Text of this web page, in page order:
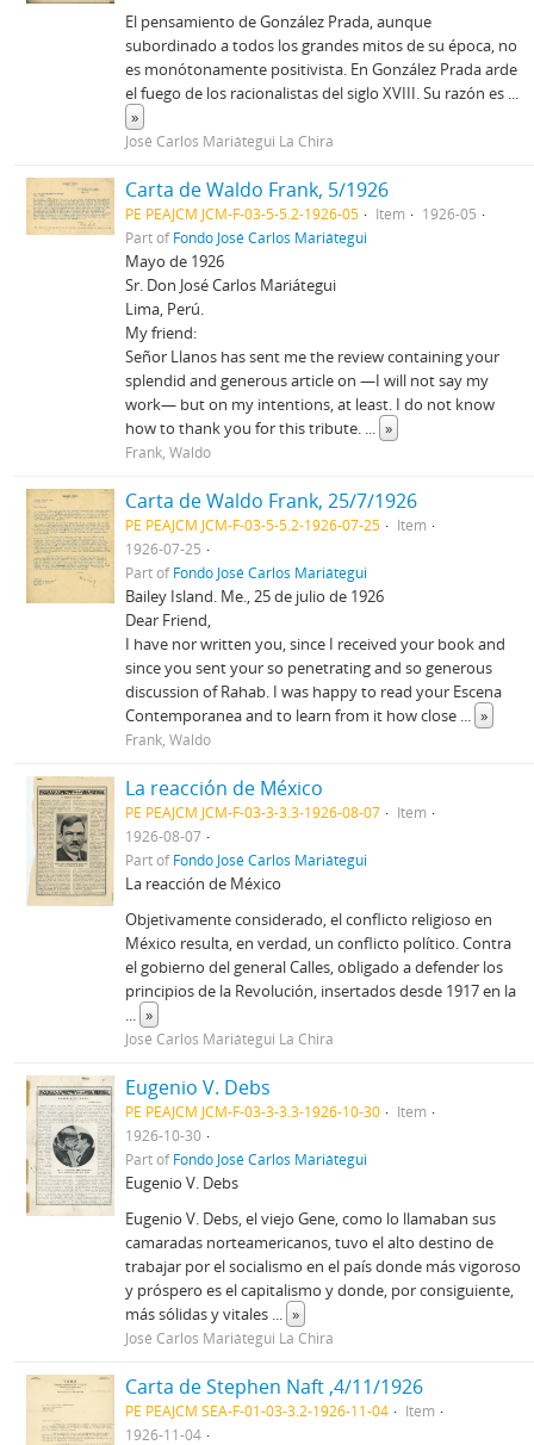
El pensamiento de González Prada, aunque
subordinado a todos los grandes mitos de su época, no
es monótonamente positivista. En González Prada arde
el fuego de los racionalistas del siglo XVIII. Su razón es ...
»
José Carlos Mariátegui La Chira
Carta de Waldo Frank, 5/1926
PE PEAJCM JCM-F-03-5-5.2-1926-05 Item
1926-05
Part ofFondo José Carlos Mariátegui
Mayo de 1926
Sr. Don José Carlos Mariátegui
Lima, Perú.
My friend:
Señor Llanos has sent me the review containing your
splendid and generous article on —I will not say my
work— but on my intentions, at least. I do not know
how to thank you for this tribute. ... »
Frank, Waldo
Carta de Waldo Frank, 25/7/1926
PE PEAJCM JCM-F-03-5-5.2-1926-07-25
Item
1926-07-25
Part ofFondo José Carlos Mariátegui
Bailey Island. Me., 25 de julio de 1926
Dear Friend,
I have nor written you, since I received your book and
since you sent your so penetrating and so generous
discussion of Rahab. I was happy to read your Escena
Contemporanea and to learn from it how close ... »
Frank, Waldo
La reacción de México
PE PEAJCM JCM-F-03-3-3.3-1926-08-07
Item
1926-08-07
Part ofFondo José Carlos Mariátegui
La reacción de México
Objetivamente considerado, el conflicto religioso en
México resulta, en verdad, un conflicto político. Contra
el gobierno del general Calles, obligado a defender los
principios de la Revolución, insertados desde 1917 en la
... »
José Carlos Mariátegui La Chira
Eugenio V. Debs
PE PEAJCM JCM-F-03-3-3.3-1926-10-30
Item
1926-10-30
Part ofFondo José Carlos Mariátegui
Eugenio V. Debs
Eugenio V. Debs, el viejo Gene, como lo llamaban sus
camaradas norteamericanos, tuvo el alto destino de
trabajar por el socialismo en el país donde más vigoroso
y próspero es el capitalismo y donde, por consiguiente,
más sólidas y vitales ... »
José Carlos Mariátegui La Chira
Carta de Stephen Naft ,4/11/1926
PE PEAJCM SEA-F-01-03-3.2-1926-11-04
Item
1926-11-04